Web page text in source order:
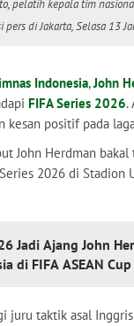
pelatih kepala tim
di Jakarta, Selasa 13
Indonesia,John
FIFA Series 2026.
positif pada
John Herdman
2026 di Stadion
Jadi Ajang John
di FIFA ASEAN
juru taktik asal